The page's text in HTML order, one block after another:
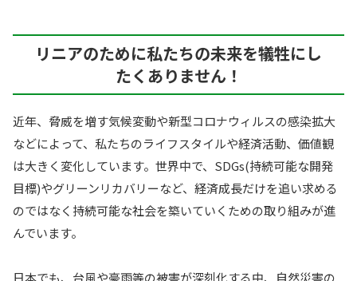
リニアのために私たちの未来を犠牲にし
たくありません！
近年、脅威を増す気候変動や新型コロナウィルスの感染拡大
などによって、私たちのライフスタイルや経済活動、価値観
は大きく変化しています。世界中で、SDGs(持続可能な開発
目標)やグリーンリカバリーなど、経済成長だけを追い求める
のではなく持続可能な社会を築いていくための取り組みが進
んでいます。
日本でも、台風や豪雨等の被害が深刻化する中、自然災害の